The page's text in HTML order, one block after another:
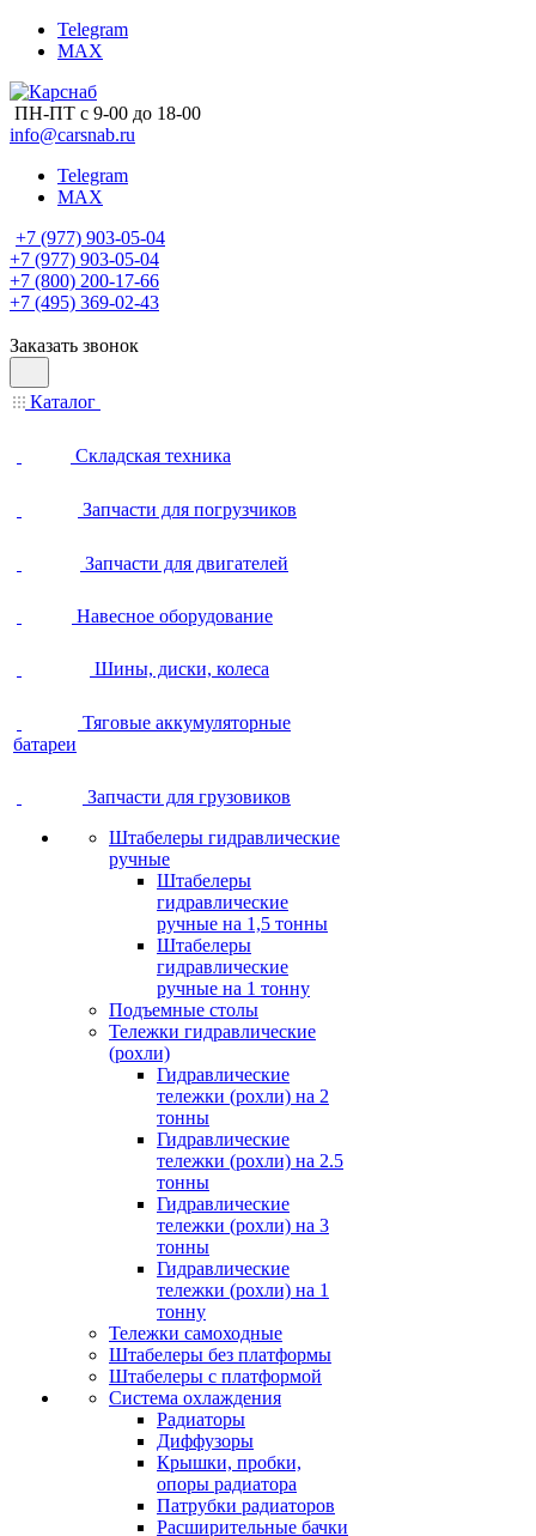
Telegram
MAX
ПН-ПТ с 9-00 до 18-00
info@carsnab.ru
Telegram
MAX
+7 (977) 903-05-04
+7 (977) 903-05-04
+7 (800) 200-17-66
+7 (495) 369-02-43
Заказать звонок
Каталог
Складская техника
Запчасти для погрузчиков
Запчасти для двигателей
Навесное оборудование
Шины, диски, колеса
Тяговые аккумуляторные
батареи
Запчасти для грузовиков
Штабелеры гидравлические
ручные
Штабелеры
гидравлические
ручные на 1,5 тонны
Штабелеры
гидравлические
ручные на 1 тонну
Подъемные столы
Тележки гидравлические
(рохли)
Гидравлические
тележки (рохли) на 2
тонны
Гидравлические
тележки (рохли) на 2.5
тонны
Гидравлические
тележки (рохли) на 3
тонны
Гидравлические
тележки (рохли) на 1
тонну
Тележки самоходные
Штабелеры без платформы
Штабелеры с платформой
Система охлаждения
Радиаторы
Диффузоры
Крышки, пробки,
опоры радиатора
Патрубки радиаторов
Расширительные бачки